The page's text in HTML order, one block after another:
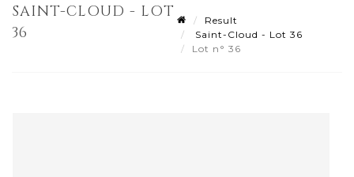
SAINT-CLOUD - LOT
36
Result
Saint-Cloud - Lot 36
Lot n° 36